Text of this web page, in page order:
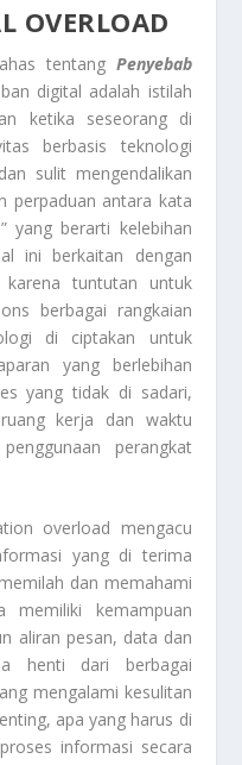
OVERLOAD
tentang Penyebab
digital adalah istilah
ketika seseorang di
berbasis teknologi
sulit mengendalikan
perpaduan antara kata
yang berarti kelebihan
ini berkaitan dengan
tuntutan untuk
berbagai rangkaian
di ciptakan untuk
yang berlebihan
yang tidak di sadari,
kerja dan waktu
perangkat
overload mengacu
yang di terima
dan memahami
memiliki kemampuan
aliran pesan, data dan
henti dari berbagai
mengalami kesulitan
apa yang harus di
informasi secara